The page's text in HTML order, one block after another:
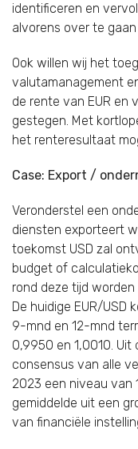
identificeren en
alvorens over te
Ook willen wij het
valutamanagement
de rente van EUR en
gestegen. Met
het renteresultaat
Case: Export /
Veronderstel een
diensten exporteert
toekomst USD zal
budget of
rond deze tijd
De huidige EUR/USD
9-mnd en 12-mnd
0,9950 en 1,0010. Uit
consensus van alle
2023 een niveau van
gemiddelde uit een
van financiële